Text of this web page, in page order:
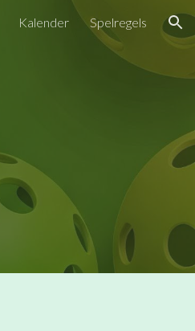
Kalender Spelregels